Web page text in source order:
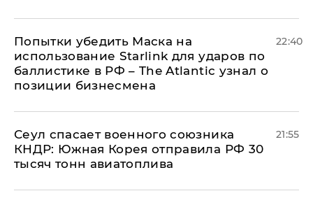
Попытки убедить Маска на
использование Starlink для ударов по
баллистике в РФ – The Atlantic узнал о
позиции бизнесмена
22:40
​Сеул спасает военного союзника
КНДР: Южная Корея отправила РФ 30
тысяч тонн авиатоплива
21:55